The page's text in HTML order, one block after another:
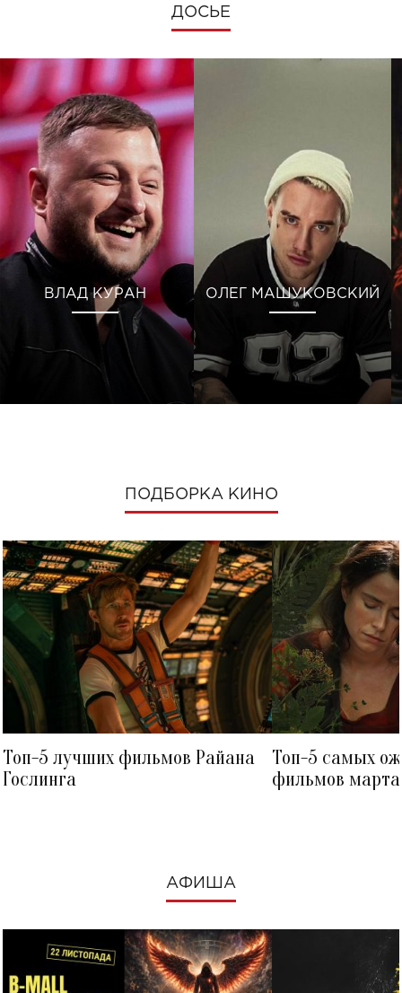
ДОСЬЕ
ВЛАД КУРАН ОЛЕГ МАШУКОВСКИЙ
ПОДБОРКА КИНО
Топ-5 лучших фильмов Райана
Гослинга
Топ-5 самых
фильмов
АФИША